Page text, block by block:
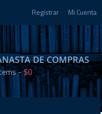
Registrar Mi Cuenta
DE COMPRAS
-$0